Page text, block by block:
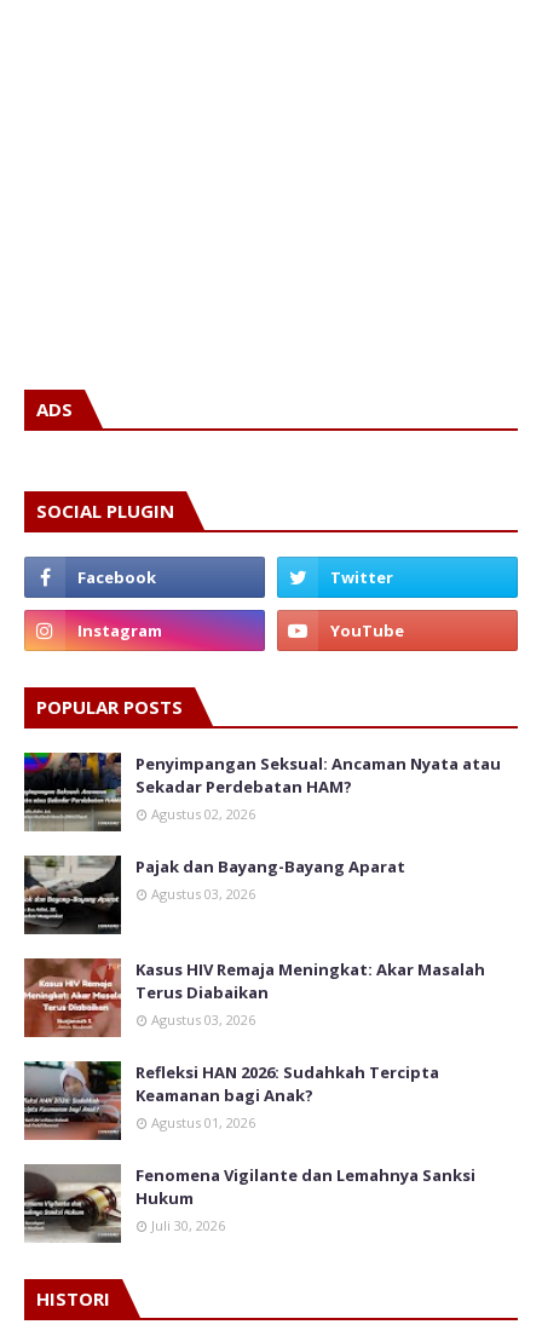
ADS
SOCIAL PLUGIN
POPULAR POSTS
Penyimpangan Seksual: Ancaman Nyata atau
Sekadar Perdebatan HAM?
Agustus 02, 2026
Pajak dan Bayang-Bayang Aparat
Agustus 03, 2026
Kasus HIV Remaja Meningkat: Akar Masalah
Terus Diabaikan
Agustus 03, 2026
Refleksi HAN 2026: Sudahkah Tercipta
Keamanan bagi Anak?
Agustus 01, 2026
Fenomena Vigilante dan Lemahnya Sanksi
Hukum
Juli 30, 2026
HISTORI